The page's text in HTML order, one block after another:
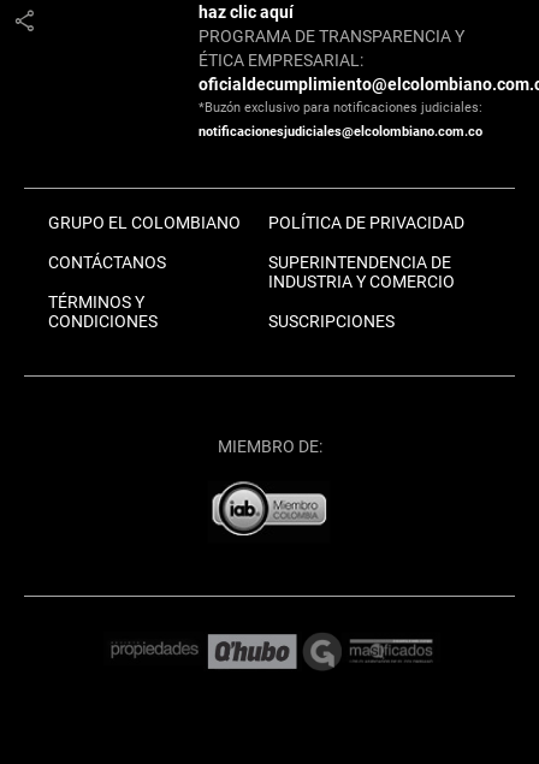
share
haz clic aquí
PROGRAMA DE TRANSPARENCIA Y
ÉTICA EMPRESARIAL:
*Buzón exclusivo para notificaciones judiciales:
notificacionesjudiciales@elcolombiano.com.co
GRUPO EL COLOMBIANO
CONTÁCTANOS
TÉRMINOS Y
CONDICIONES
POLÍTICA DE PRIVACIDAD
SUPERINTENDENCIA DE
INDUSTRIA Y COMERCIO
SUSCRIPCIONES
MIEMBRO DE: